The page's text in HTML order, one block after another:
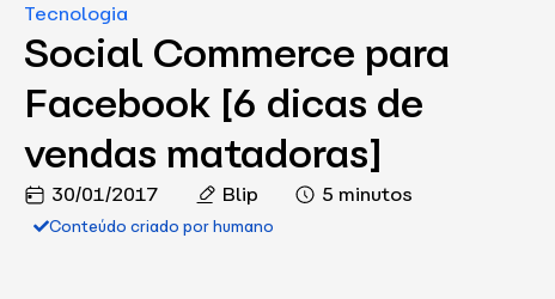
Tecnologia
Social Commerce para
Facebook [6 dicas de
vendas matadoras]
30/01/2017 Blip 5 minutos
Conteúdo criado por humano